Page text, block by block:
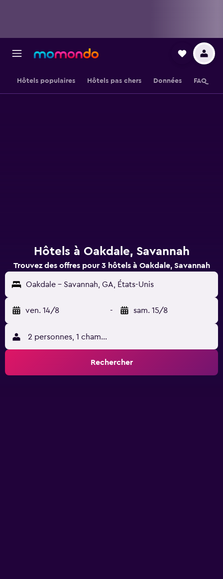
Hôtels populaires Hôtels pas chers Données FAQ
Hôtels à Oakdale, Savannah
Trouvez des offres pour 3 hôtels à Oakdale, Savannah
Oakdale - Savannah, GA, États-Unis
ven. 14/8 - sam. 15/8
2 personnes, 1 chambre
Rechercher